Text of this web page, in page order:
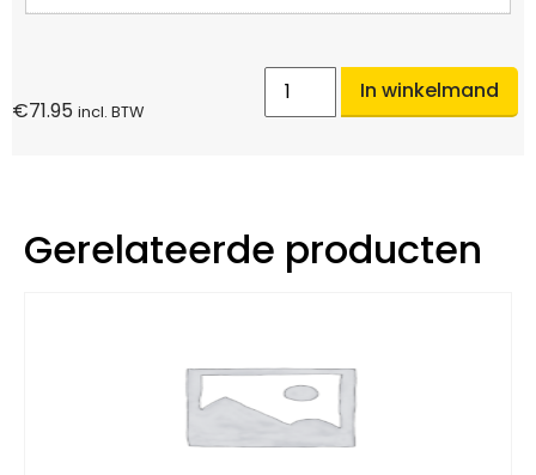
€71.95 incl. BTW
In winkelmand
Gerelateerde producten